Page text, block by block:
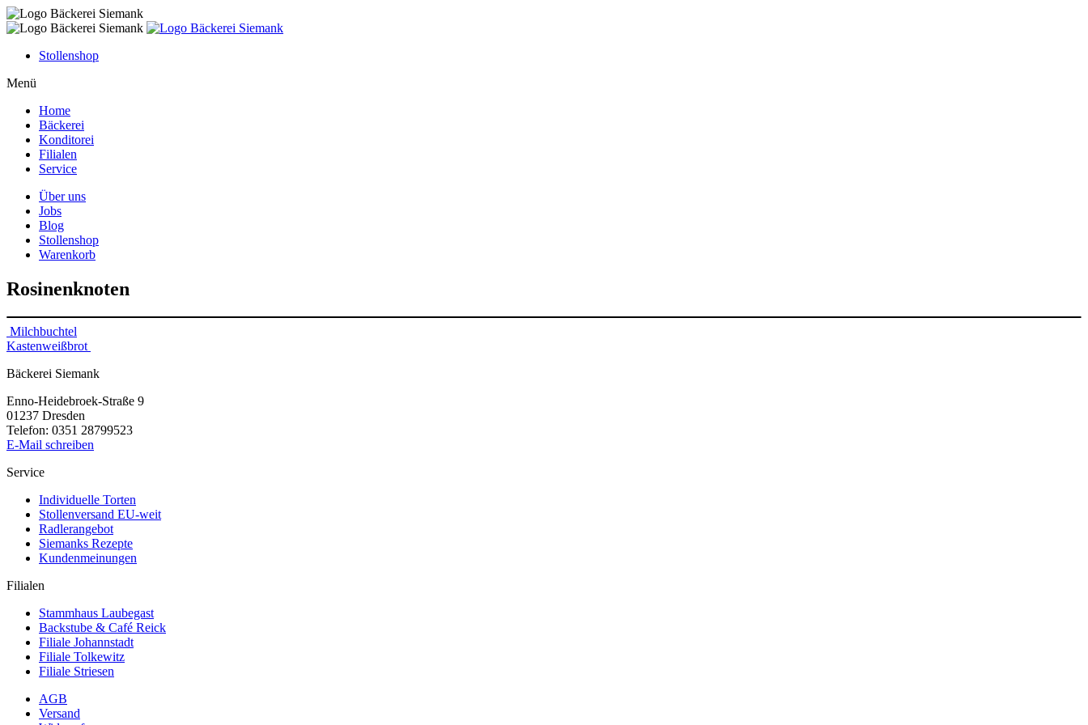
Skip
to
Stollenshop
Menü
Home
Bäckerei
Konditorei
Filialen
Service
Über uns
Jobs
Blog
Stollenshop
Warenkorb
Rosinenknoten
Beitragsnavigation
Milchbuchtel
Kastenweißbrot
Bäckerei Siemank
Enno-Heidebroek-Straße 9
01237 Dresden
Telefon: 0351 28799523
E-Mail schreiben
Service
Individuelle Torten
Stollenversand EU-weit
Radlerangebot
Siemanks Rezepte
Kundenmeinungen
Filialen
Stammhaus Laubegast
Backstube & Café Reick
Filiale Johannstadt
Filiale Tolkewitz
Filiale Striesen
AGB
Versand